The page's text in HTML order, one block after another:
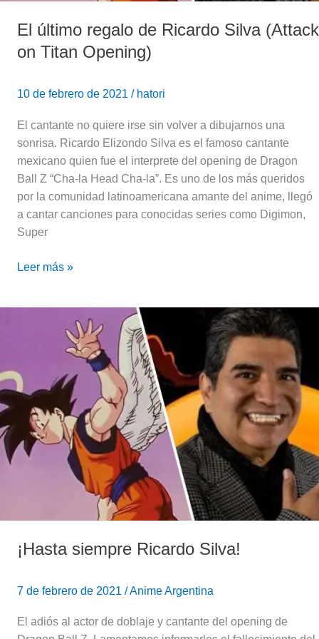
El último regalo de Ricardo Silva (Attack
on Titan Opening)
10 de febrero de 2021 / hatori
El cantante no quiere irse sin volver a dibujarnos una
sonrisa. Ricardo Elizondo Silva es el famoso cantante
mexicano quien fue el interprete del opening de Dragon
Ball Z “Cha-la Head Cha-la”. Es uno de los más queridos
por la comunidad latinoamericana amante del anime, llegó
a cantar canciones para conocidas series como Digimon,
Super
Leer más »
¡Hasta siempre Ricardo Silva!
7 de febrero de 2021 /Anime Argentina
El adiós al actor de doblaje y cantante del opening de
Silva!